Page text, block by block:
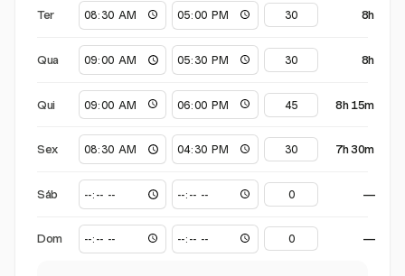
Ter 8h
Qua 8h
Qui 8h 15m
Sex 7h 30m
Sáb —
Dom —